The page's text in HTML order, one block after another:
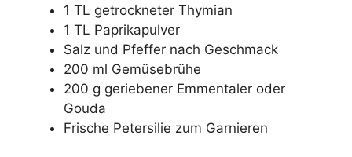
1 TL getrockneter Thymian
1 TL Paprikapulver
Salz und Pfeffer nach Geschmack
200 ml Gemüsebrühe
200 g geriebener Emmentaler oder
Gouda
Frische Petersilie zum Garnieren